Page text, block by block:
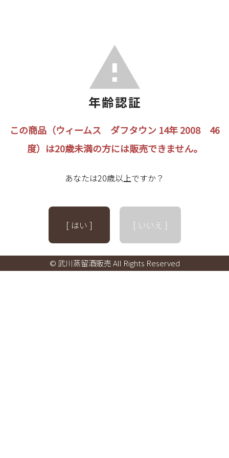
この商品（ウィームス ダフタウン 14年 2008 46
度）は20歳未満の方には販売できません。
あなたは20歳以上ですか？
[ はい ] [ いいえ ]
© 武川蒸留酒販売 All Rights Reserved